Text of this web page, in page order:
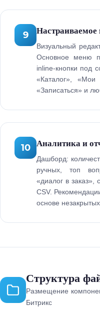
9
Визуальный
Основное меню
inline-кнопки под
«Каталог», «Мои
«Записаться» и
10 Аналитика и
Дашборд:
ручных, топ
«диалог в заказ»,
CSV.
основе незакрытых
Структура
Размещение
Битрикс